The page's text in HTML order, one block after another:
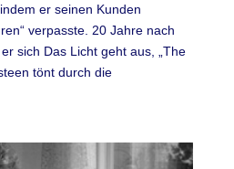
er seinen Kunden
verpasste. 20 Jahre nach
sich Das Licht geht aus, „The
tönt durch die